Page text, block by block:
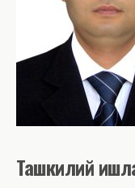
Ташкилий